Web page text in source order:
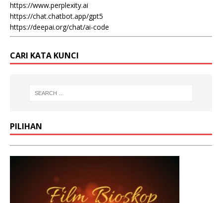
https://www.perplexity.ai
https://chat.chatbot.app/gpt5
https://deepai.org/chat/ai-code
CARI KATA KUNCI
PILIHAN